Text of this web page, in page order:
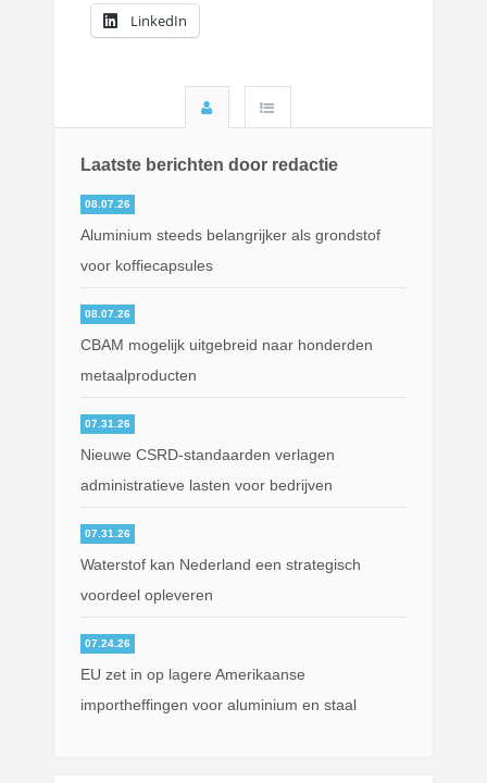
LinkedIn
Laatste berichten door redactie
08.07.26
Aluminium steeds belangrijker als grondstof
voor koffiecapsules
08.07.26
CBAM mogelijk uitgebreid naar honderden
metaalproducten
07.31.26
Nieuwe CSRD-standaarden verlagen
administratieve lasten voor bedrijven
07.31.26
Waterstof kan Nederland een strategisch
voordeel opleveren
07.24.26
EU zet in op lagere Amerikaanse
importheffingen voor aluminium en staal